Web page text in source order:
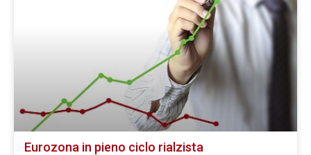
Eurozona in pieno ciclo rialzista